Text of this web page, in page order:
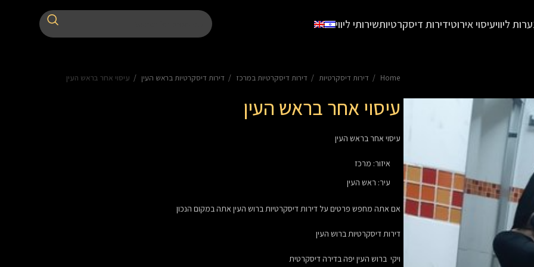
ליוויעיסוי אירוטידירות דיסקרטיותשירותי ליווי
Home דירות דיסקרטיות דירות דיסקרטיות במרכז דירות דיסקרטיות בראש העין עיסוי אחר בראש העין
עיסוי אחר בראש העין
עיסוי אחר בראש העין
איזור: מרכז
עיר: ראש העין
אם אתה מחפש פרטים על דירות דיסקרטיותברוש העין אתה במקום הנכון
דירות דיסקרטיות ברוש העין
ויקי ברוש העין יפה בדירה דיסקרטית